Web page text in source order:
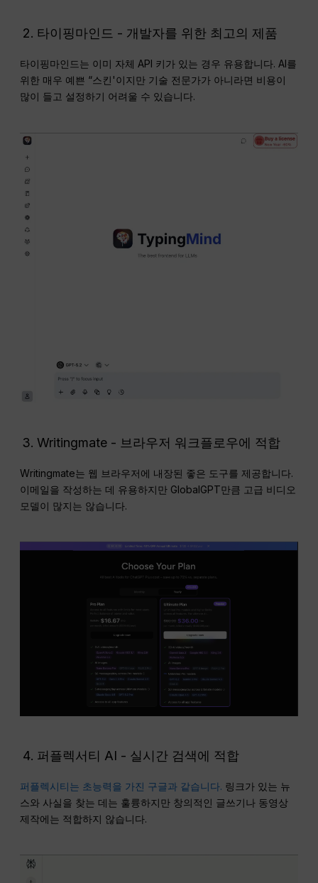
타이핑마인드 - 개발자를 위한 최고의 제품
타이핑마인드는 이미 자체 API 키가 있는 경우 유용합니다. AI를
위한 매우 예쁜 “스킨'이지만 기술 전문가가 아니라면 비용이
많이 들고 설정하기 어려울 수 있습니다.
Writingmate - 브라우저 워크플로우에 적합
Writingmate는 웹 브라우저에 내장된 좋은 도구를 제공합니다.
이메일을 작성하는 데 유용하지만 GlobalGPT만큼 고급 비디오
모델이 많지는 않습니다.
퍼플렉서티 AI - 실시간 검색에 적합
퍼플렉시티는 초능력을 가진 구글과 같습니다. 링크가 있는 뉴
스와 사실을 찾는 데는 훌륭하지만 창의적인 글쓰기나 동영상
제작에는 적합하지 않습니다.